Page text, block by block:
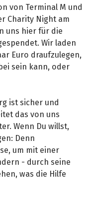
von Terminal M und
Charity Night am
uns hier für die
Wir laden
Euro draufzulegen,
sein kann, oder
ist sicher und
das von uns
Wenn Du willst,
Denn
um mit einer
- durch seine
was die Hilfe